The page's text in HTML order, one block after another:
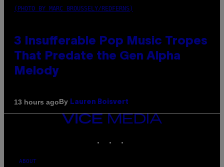
(PHOTO BY MARC BROUSSELY/REDFERNS)
3 Insufferable Pop Music Tropes
That Predate the Gen Alpha
Melody
13 hours agoBy Lauren Boisvert
VICE
MEDIA
ABOUT